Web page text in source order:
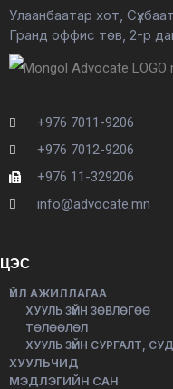
Улаанбаатар хот,
Гранд оффис төв, 2-р
+976 7011-9206
+976 7012-9206
+976 11-329206
info@advocate.mn
ЦЭС
ҮЙЛ АЖИЛЛАГАА
ХУУЛЬ ЗҮЙН ЗӨВЛӨГӨӨ
ТӨЛӨӨЛӨЛ
ХУУЛЬ ЗҮЙН СУРГАЛТ,
ХУУЛЬЧИД
МЭДЛЭГИЙН САН